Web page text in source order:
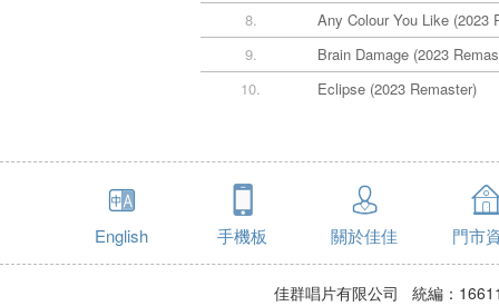
8.
Any Colour You Like (2023
9.
Brain Damage (2023
10.
Eclipse (2023 Remaster)
English 手機板 關於佳佳 門市
佳群唱片有限公司 統編：